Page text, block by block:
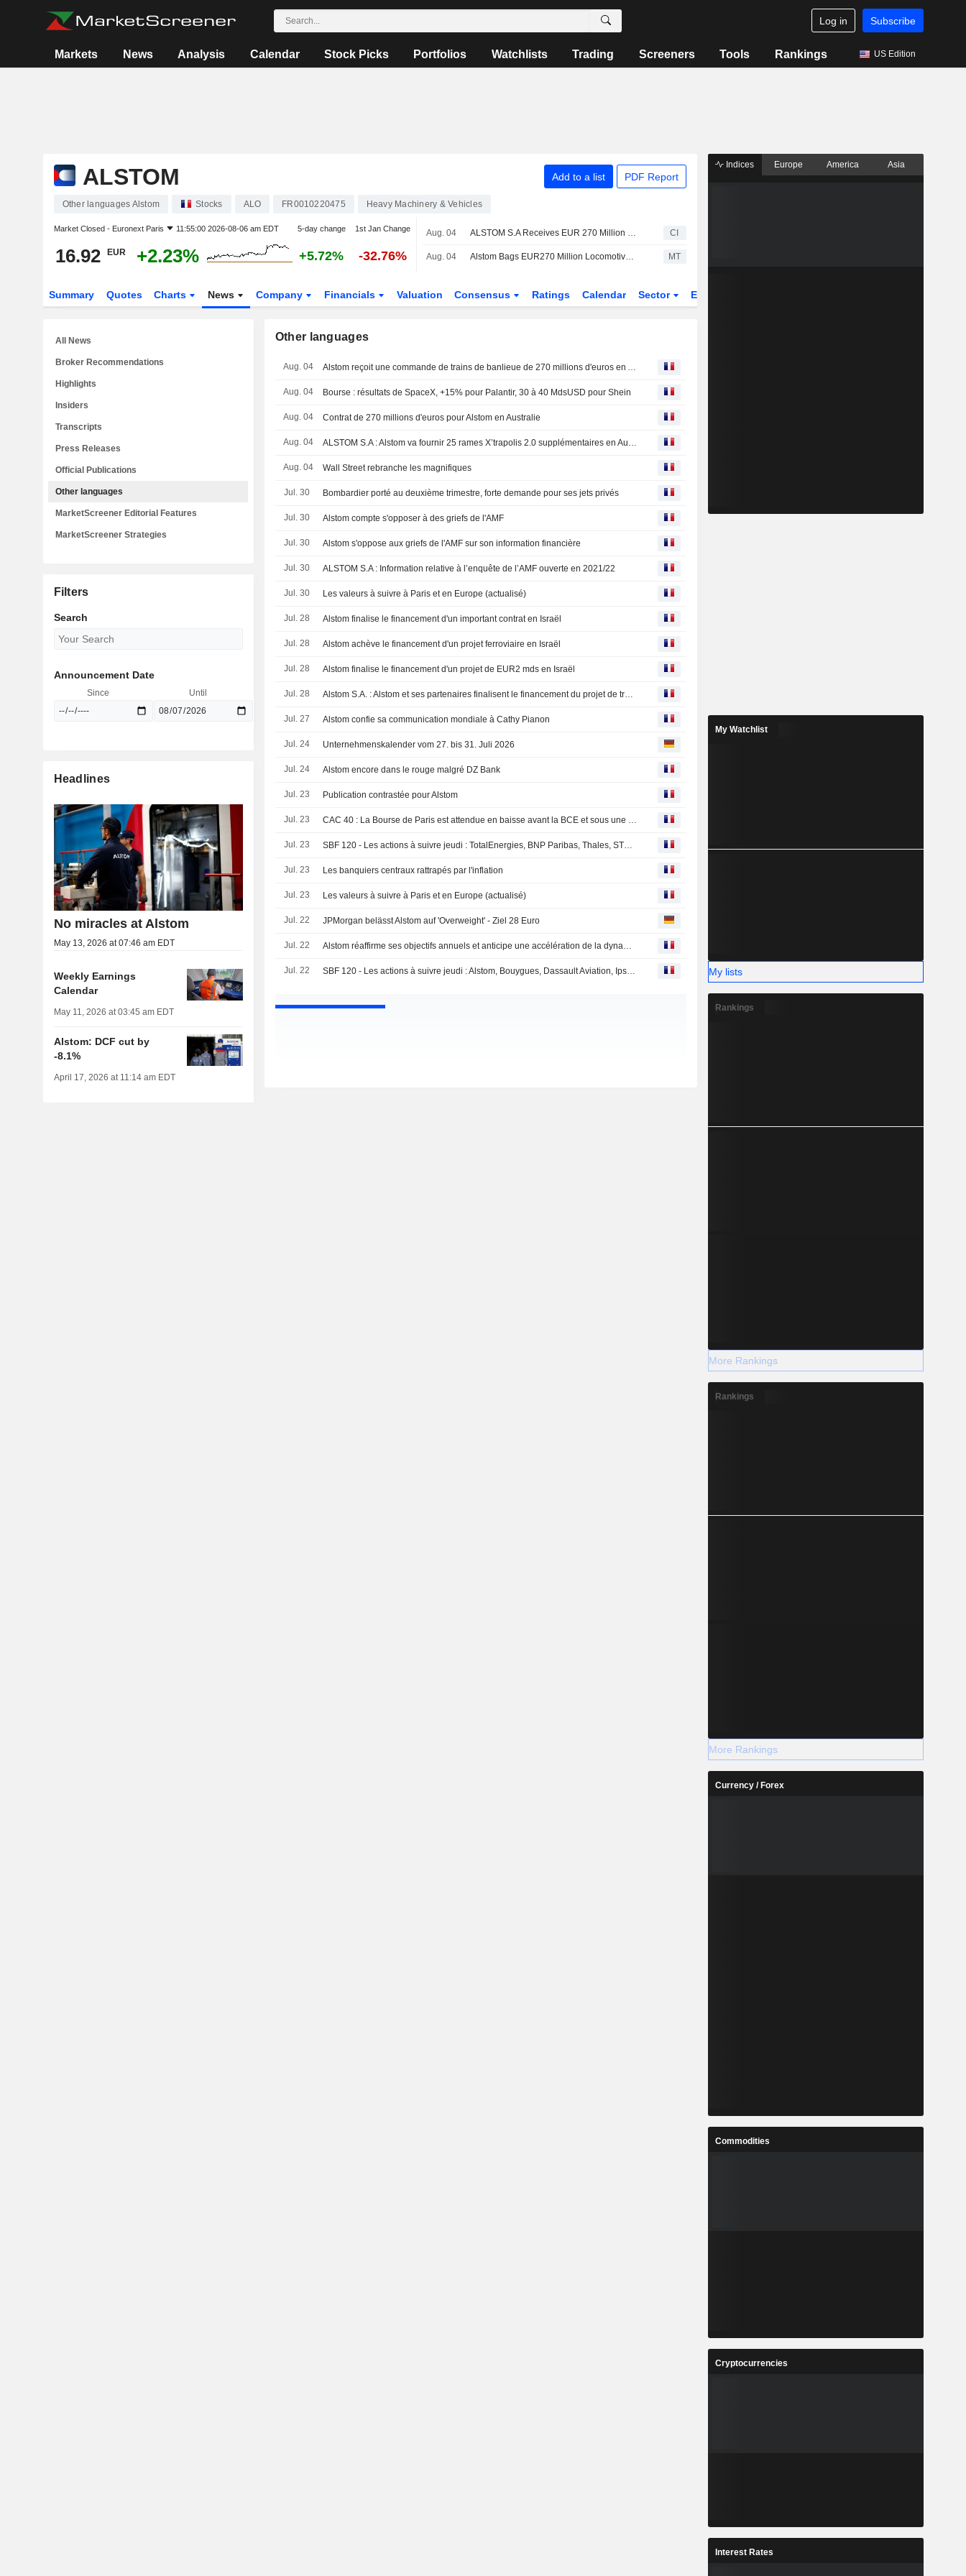
Log in Subscribe
Markets News Analysis Calendar Stock Picks Portfolios Watchlists Trading Screeners Tools Rankings US Edition
ALSTOM Add to a list PDF Report
Other languages Alstom Stocks ALO FR0010220475 Heavy Machinery & Vehicles
Market Closed - Euronext Paris 11:55:00 2026-08-06 am EDT 5-day change 1st Jan Change
16.92 EUR +2.23% +5.72% -32.76%
Aug. 04 ALSTOM S.A Receives EUR 270 Million Contract To Provide 25 Additional X?trapolis 2.0 Trains In Australia CI
Aug. 04 Alstom Bags EUR270 Million Locomotives Deal with Australian State MT
Summary Quotes Charts News Company Financials Valuation Consensus Ratings Calendar Sector ETFs
Other languages
Aug. 04 Alstom reçoit une commande de trains de banlieue de 270 millions d'euros en Australie
Aug. 04 Bourse : résultats de SpaceX, +15% pour Palantir, 30 à 40 MdsUSD pour Shein
Aug. 04 Contrat de 270 millions d'euros pour Alstom en Australie
Aug. 04 ALSTOM S.A : Alstom va fournir 25 rames X’trapolis 2.0 supplémentaires en Australie pour 270 millions d'euros
Aug. 04 Wall Street rebranche les magnifiques
Jul. 30 Bombardier porté au deuxième trimestre, forte demande pour ses jets privés
Jul. 30 Alstom compte s'opposer à des griefs de l'AMF
Jul. 30 Alstom s'oppose aux griefs de l'AMF sur son information financière
Jul. 30 ALSTOM S.A : Information relative à l’enquête de l’AMF ouverte en 2021/22
Jul. 30 Les valeurs à suivre à Paris et en Europe (actualisé)
Jul. 28 Alstom finalise le financement d'un important contrat en Israël
Jul. 28 Alstom achève le financement d'un projet ferroviaire en Israël
Jul. 28 Alstom finalise le financement d'un projet de EUR2 mds en Israël
Jul. 28 Alstom S.A. : Alstom et ses partenaires finalisent le financement du projet de trains légers Haïfa–Nazareth en Israël
Jul. 27 Alstom confie sa communication mondiale à Cathy Pianon
Jul. 24 Unternehmenskalender vom 27. bis 31. Juli 2026
Jul. 24 Alstom encore dans le rouge malgré DZ Bank
Jul. 23 Publication contrastée pour Alstom
Jul. 23 CAC 40 : La Bourse de Paris est attendue en baisse avant la BCE et sous une pluie de résultats
Jul. 23 SBF 120 - Les actions à suivre jeudi : TotalEnergies, BNP Paribas, Thales, STMicroelectronics, Soitec, Dassault Systèmes
Jul. 23 Les banquiers centraux rattrapés par l'inflation
Jul. 23 Les valeurs à suivre à Paris et en Europe (actualisé)
Jul. 22 JPMorgan belässt Alstom auf 'Overweight' - Ziel 28 Euro
Jul. 22 Alstom réaffirme ses objectifs annuels et anticipe une accélération de la dynamique commerciale
Jul. 22 SBF 120 - Les actions à suivre jeudi : Alstom, Bouygues, Dassault Aviation, Ipsos, Thales, Soitec, Valeo, TotalEnergies
All News
Broker Recommendations
Highlights
Insiders
Transcripts
Press Releases
Official Publications
Other languages
MarketScreener Editorial Features
MarketScreener Strategies
Filters
Search
Announcement Date
Since Until
Headlines
No miracles at Alstom
May 13, 2026 at 07:46 am EDT
Weekly Earnings
Calendar
May 11, 2026 at 03:45 am EDT
Alstom: DCF cut by
-8.1%
April 17, 2026 at 11:14 am EDT
Indices Europe America Asia
My Watchlist
My lists
Rankings
More Rankings
Rankings
More Rankings
Currency / Forex
Commodities
Cryptocurrencies
Interest Rates